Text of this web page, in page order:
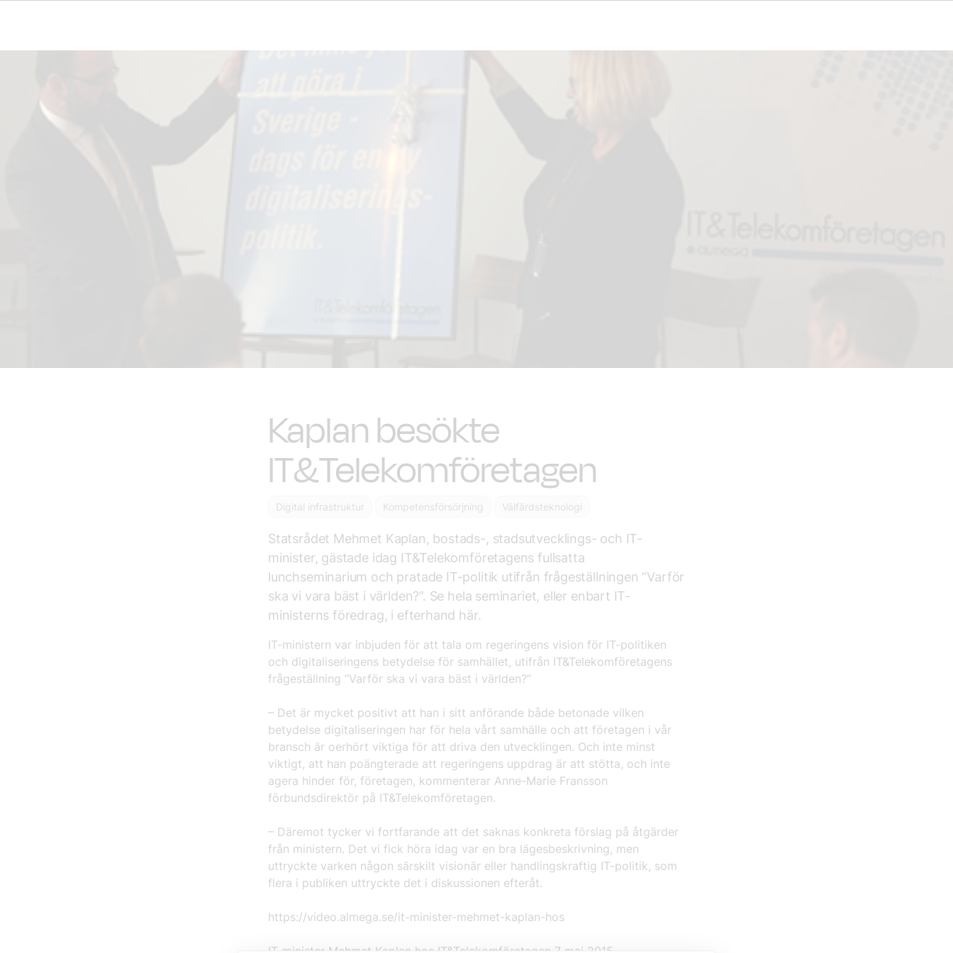
Kaplan besökte
IT&Telekomföretagen
Digital infrastruktur Kompetensförsörjning Välfärdsteknologi
Statsrådet Mehmet Kaplan, bostads-, stadsutvecklings- och IT-
minister, gästade idag IT&Telekomföretagens fullsatta
lunchseminarium och pratade IT-politik utifrån frågeställningen ”Varför
ska vi vara bäst i världen?”. Se hela seminariet, eller enbart IT-
ministerns föredrag, i efterhand här.
IT-ministern var inbjuden för att tala om regeringens vision för IT-politiken
och digitaliseringens betydelse för samhället, utifrån IT&Telekomföretagens
frågeställning ”Varför ska vi vara bäst i världen?”
– Det är mycket positivt att han i sitt anförande både betonade vilken
betydelse digitaliseringen har för hela vårt samhälle och att företagen i vår
bransch är oerhört viktiga för att driva den utvecklingen. Och inte minst
viktigt, att han poängterade att regeringens uppdrag är att stötta, och inte
agera hinder för, företagen, kommenterar Anne-Marie Fransson
förbundsdirektör på IT&Telekomföretagen.
– Däremot tycker vi fortfarande att det saknas konkreta förslag på åtgärder
från ministern. Det vi fick höra idag var en bra lägesbeskrivning, men
uttryckte varken någon särskilt visionär eller handlingskraftig IT-politik, som
flera i publiken uttryckte det i diskussionen efteråt.
https://video.almega.se/it-minister-mehmet-kaplan-hos